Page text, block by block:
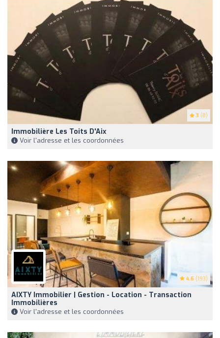
3 (8)
Immobilière Les Toits D'Aix
Voir l'adresse et les coordonnées
4.6 (193)
AIXTY Immobilier | Gestion - Location - Transaction
Immobilières
Voir l'adresse et les coordonnées